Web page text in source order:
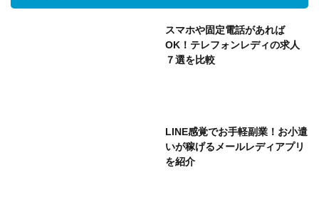
スマホや固定電話があれば
OK！テレフォンレディの求人
７選を比較
LINE感覚でお手軽副業！お小遣
いが稼げるメールレディアプリ
を紹介